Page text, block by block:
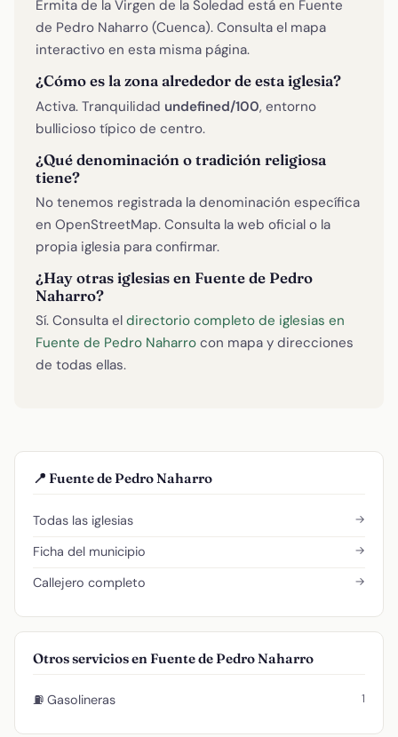
Ermita de la Virgen de la Soledad está en Fuente
de Pedro Naharro (Cuenca). Consulta el mapa
interactivo en esta misma página.
¿Cómo es la zona alrededor de esta iglesia?
Activa. Tranquilidad undefined/100, entorno
bullicioso típico de centro.
¿Qué denominación o tradición religiosa
tiene?
No tenemos registrada la denominación específica
en OpenStreetMap. Consulta la web oficial o la
propia iglesia para confirmar.
¿Hay otras iglesias en Fuente de Pedro
Naharro?
Sí. Consulta el directorio completo de iglesias en
Fuente de Pedro Naharro con mapa y direcciones
de todas ellas.
📍 Fuente de Pedro Naharro
Todas las iglesias →
Ficha del municipio →
Callejero completo →
Otros servicios en Fuente de Pedro Naharro
⛽ Gasolineras 1